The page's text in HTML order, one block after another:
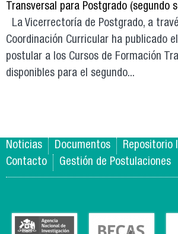
Transversal para Postgrado (segundo
La Vicerrectoría de Postgrado, a
Coordinación Curricular ha publicado
postular a los Cursos de Formación
disponibles para el segundo...
Noticias Documentos
Repositorio
Contacto
Gestión de Postulaciones